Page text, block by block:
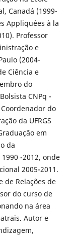
Canadá (1999-
Appliquées à la
Professor
e
(2004-
Ciência e
do
CNPq -
do
da UFRGS
em
da
-2012, onde
2005-2011.
de Relações de
do curso de
na área
Autor e